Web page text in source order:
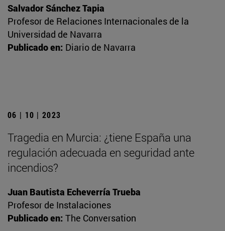
Salvador Sánchez Tapia
Profesor de Relaciones Internacionales de la
Universidad de Navarra
Publicado en: Diario de Navarra
06 | 10 | 2023
Tragedia en Murcia: ¿tiene España una
regulación adecuada en seguridad ante
incendios?
Juan Bautista Echeverría Trueba
Profesor de Instalaciones
Publicado en: The Conversation